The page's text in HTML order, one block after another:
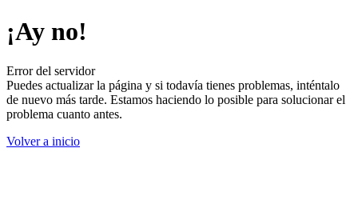
¡Ay no!
Error del servidor
Puedes actualizar la página y si todavía tienes problemas, inténtalo
de nuevo más tarde. Estamos haciendo lo posible para solucionar el
problema cuanto antes.
Volver a inicio